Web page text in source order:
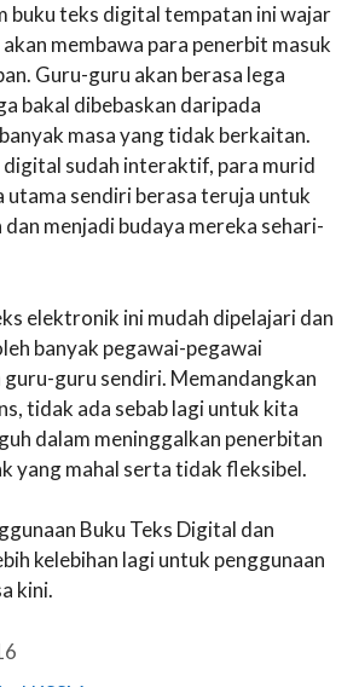
buku teks digital tempatan ini wajar
membawa para penerbit masuk
Guru-guru akan berasa lega
bakal dibebaskan daripada
masa yang tidak berkaitan.
digital sudah interaktif, para murid
utama sendiri berasa teruja untuk
menjadi budaya mereka sehari-
elektronik ini mudah dipelajari dan
banyak pegawai-pegawai
guru sendiri. Memandangkan
tidak ada sebab lagi untuk kita
dalam meninggalkan penerbitan
yang mahal serta tidak fleksibel.
Buku Teks Digital dan
kelebihan lagi untuk penggunaan
kini.